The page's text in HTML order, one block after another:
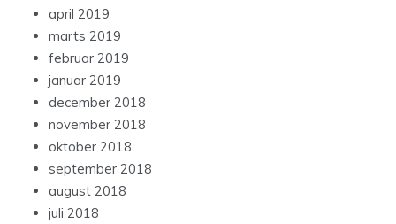
april 2019
marts 2019
februar 2019
januar 2019
december 2018
november 2018
oktober 2018
september 2018
august 2018
juli 2018